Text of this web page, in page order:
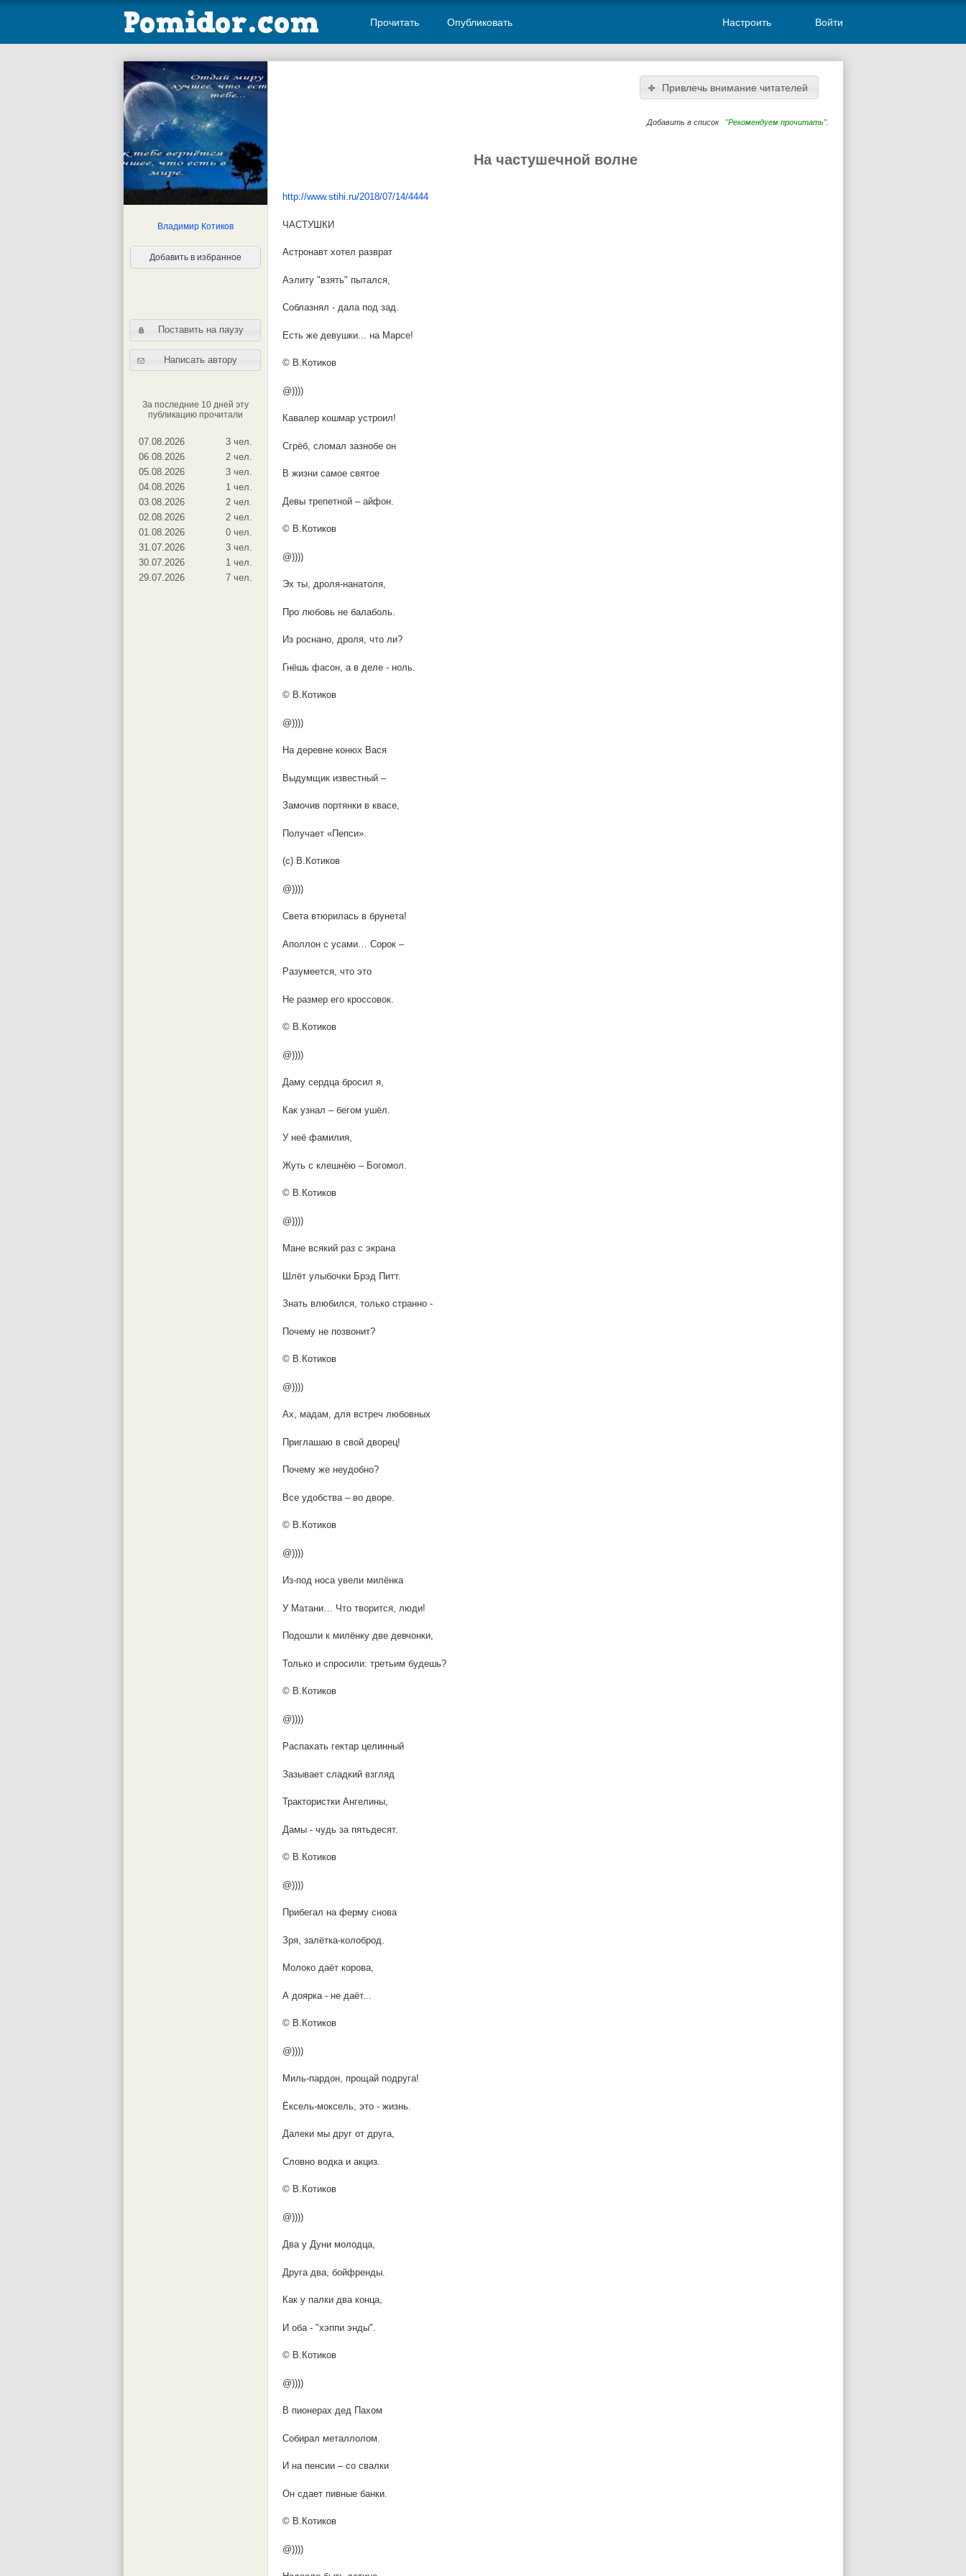
Прочитать Опубликовать Настроить Войти
Владимир Котиков
Добавить в избранное
Поставить на паузу
Написать автору
За последние 10 дней эту
публикацию прочитали
07.08.2026
3 чел.
06.08.2026
2 чел.
05.08.2026
3 чел.
04.08.2026
1 чел.
03.08.2026
2 чел.
02.08.2026
2 чел.
01.08.2026
0 чел.
31.07.2026
3 чел.
30.07.2026
1 чел.
29.07.2026
7 чел.
Привлечь внимание читателей
Добавить в список "Рекомендуем прочитать".
На частушечной волне
http://www.stihi.ru/2018/07/14/4444
ЧАСТУШКИ
Астронавт хотел разврат
Аэлиту "взять" пытался,
Соблазнял - дала под зад.
Есть же девушки... на Марсе!
© В.Котиков
@))))
Кавалер кошмар устроил!
Сгрёб, сломал зазнобе он
В жизни самое святое
Девы трепетной – айфон.
© В.Котиков
@))))
Эх ты, дроля-нанатоля,
Про любовь не балаболь.
Из роснано, дроля, что ли?
Гнёшь фасон, а в деле - ноль.
© В.Котиков
@))))
На деревне конюх Вася
Выдумщик известный –
Замочив портянки в квасе,
Получает «Пепси».
(с) В.Котиков
@))))
Света втюрилась в брунета!
Аполлон с усами… Сорок –
Разумеется, что это
Не размер его кроссовок.
© В.Котиков
@))))
Даму сердца бросил я,
Как узнал – бегом ушёл.
У неё фамилия,
Жуть с клешнёю – Богомол.
© В.Котиков
@))))
Мане всякий раз с экрана
Шлёт улыбочки Брэд Питт.
Знать влюбился, только странно -
Почему не позвонит?
© В.Котиков
@))))
Ах, мадам, для встреч любовных
Приглашаю в свой дворец!
Почему же неудобно?
Все удобства – во дворе.
© В.Котиков
@))))
Из-под носа увели милёнка
У Матани… Что творится, люди!
Подошли к милёнку две девчонки,
Только и спросили: третьим будешь?
© В.Котиков
@))))
Распахать гектар целинный
Зазывает сладкий взгляд
Трактористки Ангелины,
Дамы - чудь за пятьдесят.
© В.Котиков
@))))
Прибегал на ферму снова
Зря, залётка-колоброд.
Молоко даёт корова,
А доярка - не даёт...
© В.Котиков
@))))
Миль-пардон, прощай подруга!
Ёксель-моксель, это - жизнь.
Далеки мы друг от друга,
Словно водка и акциз.
© В.Котиков
@))))
Два у Дуни молодца,
Друга два, бойфренды.
Как у палки два конца,
И оба - "хэппи энды".
© В.Котиков
@))))
В пионерах дед Пахом
Собирал металлолом.
И на пенсии – со свалки
Он сдает пивные банки.
© В.Котиков
@))))